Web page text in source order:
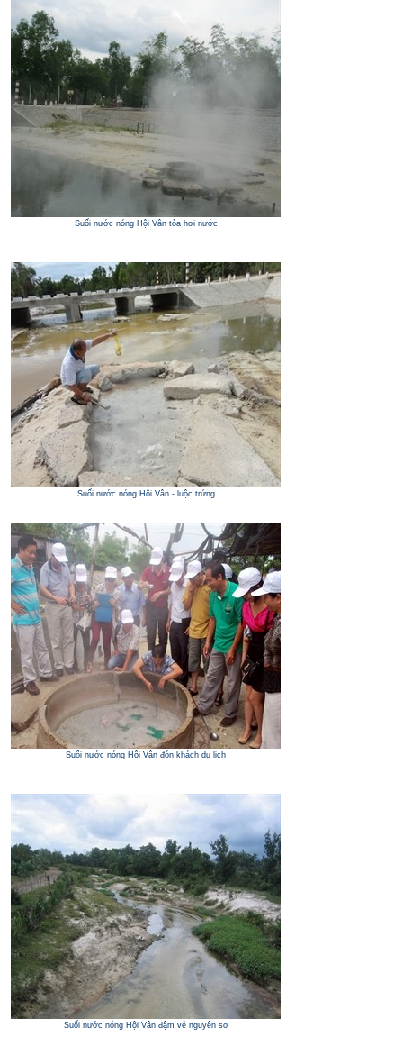
Suối nước nóng Hội Vân tỏa hơi nước
Suối nước nóng Hội Vân - luộc trứng
Suối nước nóng Hội Vân đón khách du lịch
Suối nước nóng Hội Vân đậm vẻ nguyên sơ